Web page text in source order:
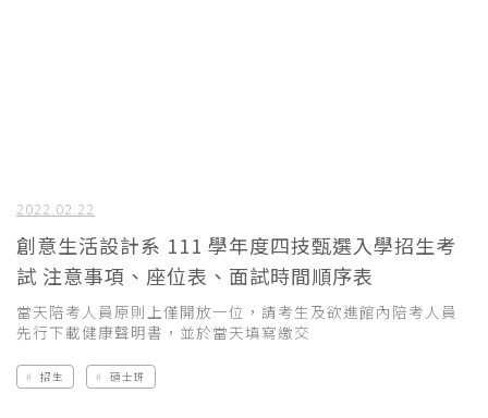
2022.02.22
創意生活設計系 111 學年度四技甄選入學招生考
試 注意事項、座位表、面試時間順序表
當天陪考人員原則上僅開放一位，請考生及欲進館內陪考人員
先行下載健康聲明書，並於當天填寫繳交
招生 碩士班